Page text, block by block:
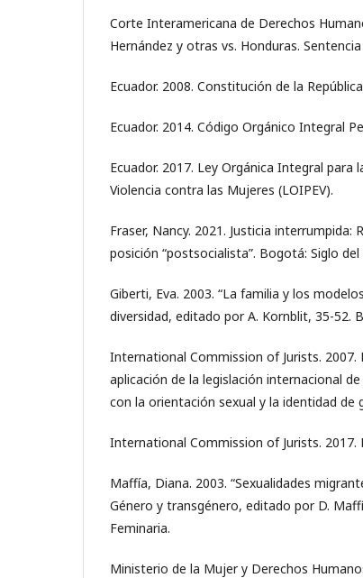
Corte Interamericana de Derechos
Hernández y otras vs. Honduras.
Ecuador. 2008. Constitución de la
Ecuador. 2014. Código Orgánico Integral
Ecuador. 2017. Ley Orgánica Integral para
Violencia contra las Mujeres (LOIPEV).
Fraser, Nancy. 2021. Justicia interrumpida:
posición “postsocialista”. Bogotá: Siglo del
Giberti, Eva. 2003. “La familia y los
diversidad, editado por A. Kornblit, 35-52.
International Commission of Jurists. 2007.
aplicación de la legislación internacional
con la orientación sexual y la identidad de
International Commission of Jurists. 2017.
Maffía, Diana. 2003. “Sexualidades
Género y transgénero, editado por D.
Feminaria.
Ministerio de la Mujer y Derechos